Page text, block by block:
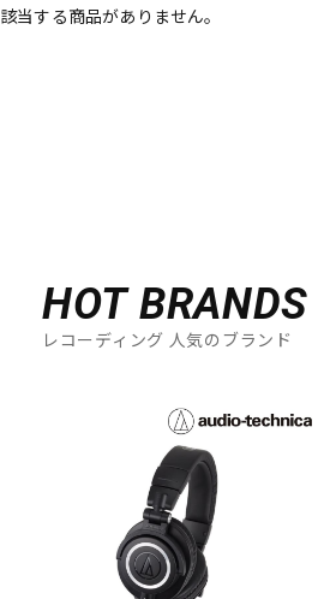
アンプ
DTM オンライン納品
該当する商品がありません。
HOT BRANDS
レコーディング 人気のブランド